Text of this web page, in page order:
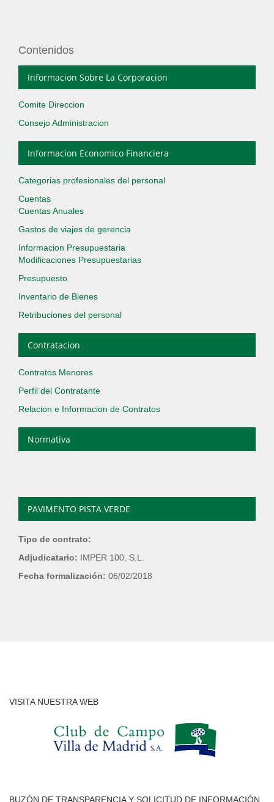
Contenidos
Informacion Sobre La Corporacion
Comite Direccion
Consejo Administracion
Informacion Economico Financiera
Categorias profesionales del personal
Cuentas
Cuentas Anuales
Gastos de viajes de gerencia
Informacion Presupuestaria
Modificaciones Presupuestarias
Presupuesto
Inventario de Bienes
Retribuciones del personal
Contratacion
Contratos Menores
Perfil del Contratante
Relacion e Informacion de Contratos
Normativa
PAVIMENTO PISTA VERDE
Tipo de contrato:
Adjudicatario: IMPER 100, S.L.
Fecha formalización: 06/02/2018
VISITA NUESTRA WEB
BUZÓN DE TRANSPARENCIA Y SOLICITUD DE INFORMACIÓN